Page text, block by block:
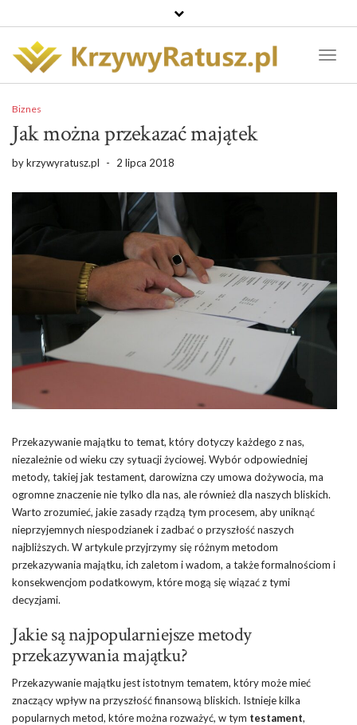
Biznes
Jak można przekazać majątek
bykrzywyratusz.pl - 2 lipca 2018
Przekazywanie majątku to temat, który dotyczy każdego z nas,
niezależnie od wieku czy sytuacji życiowej. Wybór odpowiedniej
metody, takiej jak testament, darowizna czy umowa dożywocia, ma
ogromne znaczenie nie tylko dla nas, ale również dla naszych bliskich.
Warto zrozumieć, jakie zasady rządzą tym procesem, aby uniknąć
nieprzyjemnych niespodzianek i zadbać o przyszłość naszych
najbliższych. W artykule przyjrzymy się różnym metodom
przekazywania majątku, ich zaletom i wadom, a także formalnościom i
konsekwencjom podatkowym, które mogą się wiązać z tymi
decyzjami.
Jakie są najpopularniejsze metody
przekazywania majątku?
Przekazywanie majątku jest istotnym tematem, który może mieć
znaczący wpływ na przyszłość finansową bliskich. Istnieje kilka
popularnych metod, które można rozważyć, w tym testament,